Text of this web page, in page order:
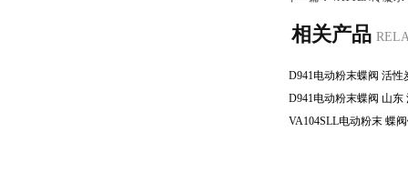
相关产品